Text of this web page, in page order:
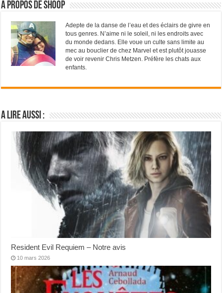
A propos de Shoop
Adepte de la danse de l’eau et des éclairs de givre en
tous genres. N’aime ni le soleil, ni les endroits avec
du monde dedans. Elle voue un culte sans limite au
mec au bouclier de chez Marvel et est plutôt jouasse
de voir revenir Chris Metzen. Préfère les chats aux
enfants.
A lire aussi :
Resident Evil Requiem – Notre avis
10 mars 2026